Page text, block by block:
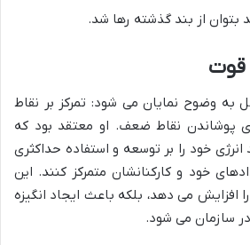
بتوان از بند گذشته رها شد.
به وضوح نمایان می شود: تمرکز بر نقاط
پوشاندن نقاط ضعف. او معتقد بود که
انرژی خود را بر توسعه و استفاده حداکثری
خود و کارکنانشان متمرکز کنند. این
افزایش می دهد، بلکه باعث ایجاد انگیزه
سازمان می شود.